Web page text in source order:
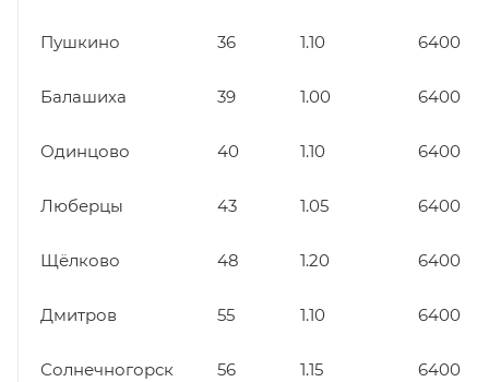
Пушкино 36 1.10 6400
Балашиха 39 1.00 6400
Одинцово 40 1.10 6400
Люберцы 43 1.05 6400
Щёлково 48 1.20 6400
Дмитров 55 1.10 6400
Солнечногорск 56 1.15 6400